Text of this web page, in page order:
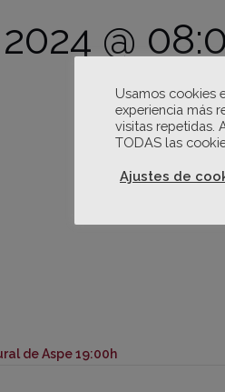
@
de Aspe 19:00h
Usamos cookies
experiencia más
visitas repetidas.
TODAS las
Ajustes de